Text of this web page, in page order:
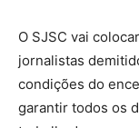
O SJSC vai
jornalistas
condições do
garantir todos os